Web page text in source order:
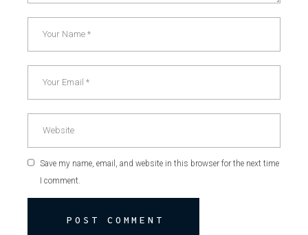
Save my name, email, and website in this browser for the next time
I comment.
POST COMMENT